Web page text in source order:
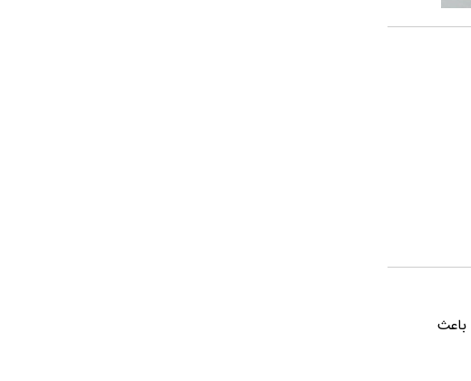
باعث